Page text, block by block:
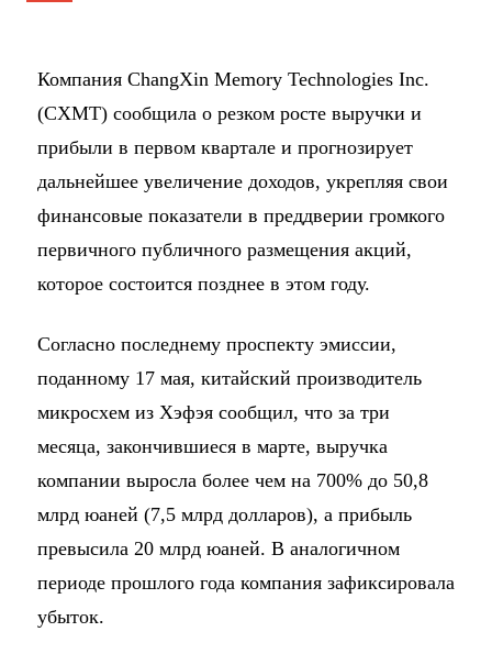
Компания ChangXin Memory Technologies Inc.
(CXMT) сообщила о резком росте выручки и
прибыли в первом квартале и прогнозирует
дальнейшее увеличение доходов, укрепляя свои
финансовые показатели в преддверии громкого
первичного публичного размещения акций,
которое состоится позднее в этом году.
Согласно последнему проспекту эмиссии,
поданному 17 мая, китайский производитель
микросхем из Хэфэя сообщил, что за три
месяца, закончившиеся в марте, выручка
компании выросла более чем на 700% до 50,8
млрд юаней (7,5 млрд долларов), а прибыль
превысила 20 млрд юаней. В аналогичном
периоде прошлого года компания зафиксировала
убыток.